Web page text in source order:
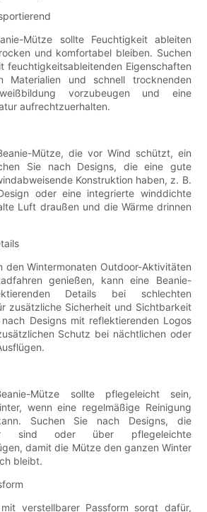
Mütze sollte Feuchtigkeit ableiten
und komfortabel bleiben. Suchen
feuchtigkeitsableitenden Eigenschaften
Materialien und schnell trocknenden
vorzubeugen und eine
aufrechtzuerhalten.
Mütze, die vor Wind schützt, ein
Sie nach Designs, die eine gute
Konstruktion haben, z. B.
oder eine integrierte winddichte
Luft draußen und die Wärme drinnen
den Wintermonaten Outdoor-Aktivitäten
genießen, kann eine Beanie-
Details bei schlechten
zusätzliche Sicherheit und Sichtbarkeit
Designs mit reflektierenden Logos
Schutz bei nächtlichen oder
Mütze sollte pflegeleicht sein,
wenn eine regelmäßige Reinigung
Suchen Sie nach Designs, die
sind oder über pflegeleichte
damit die Mütze den ganzen Winter
bleibt.
verstellbarer Passform sorgt dafür,